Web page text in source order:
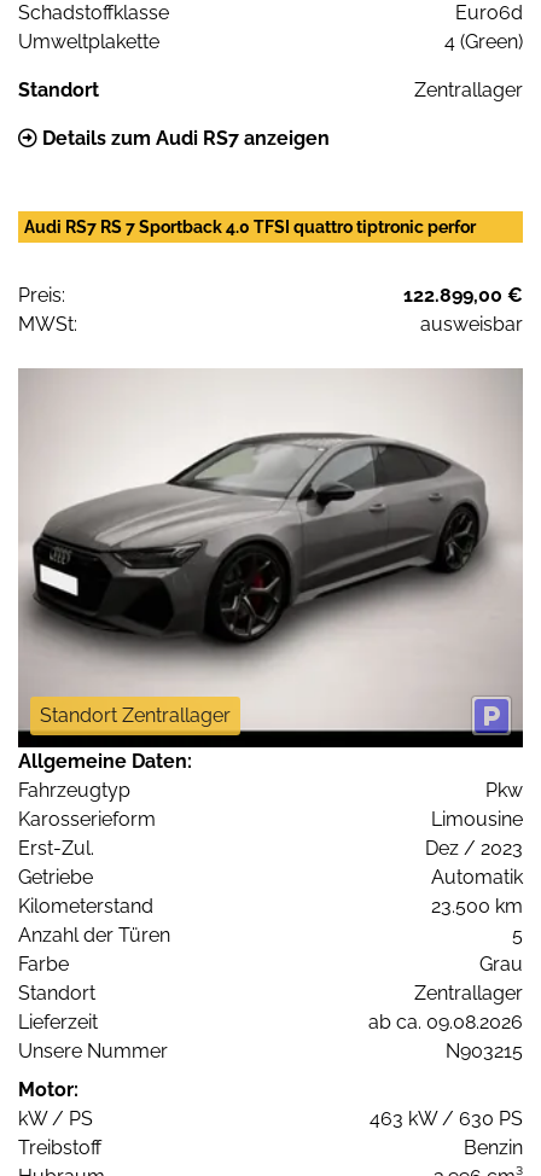
Schadstoffklasse
Euro6d
Umweltplakette
4 (Green)
Standort Zentrallager
Details zum Audi RS7 anzeigen
Audi RS7 RS 7 Sportback 4.0 TFSI quattro tiptronic perfor
Preis:
122.899,00 €
MWSt:
ausweisbar
Standort Zentrallager
Allgemeine Daten:
Fahrzeugtyp
Pkw
Karosserieform
Limousine
Erst-Zul.
Dez / 2023
Getriebe
Automatik
Kilometerstand
23.500 km
Anzahl der Türen
5
Farbe
Grau
Standort
Zentrallager
Lieferzeit
ab ca. 09.08.2026
Unsere Nummer
N903215
Motor:
kW / PS
463 kW / 630 PS
Treibstoff
Benzin